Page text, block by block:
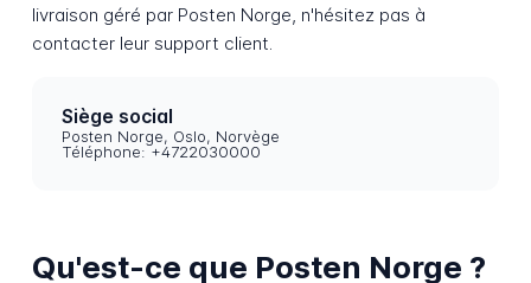
livraison géré par Posten Norge, n'hésitez pas à
contacter leur support client.
Siège social
Posten Norge, Oslo, Norvège
Téléphone: +4722030000
Qu'est-ce que Posten Norge ?